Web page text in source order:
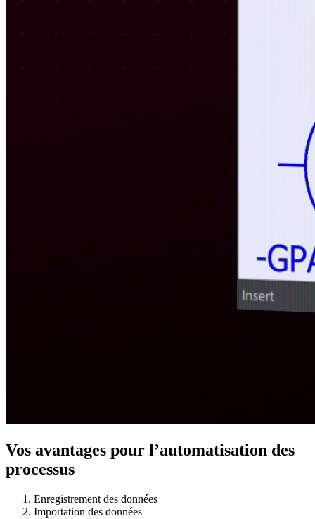
Vos avantages pour l’automatisation des
processus
Enregistrement des données
Importation des données